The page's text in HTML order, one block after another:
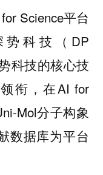
Science平台
科技（DP
科技的核心技
衔，在AI for
Mol分子构象
数据库为平台